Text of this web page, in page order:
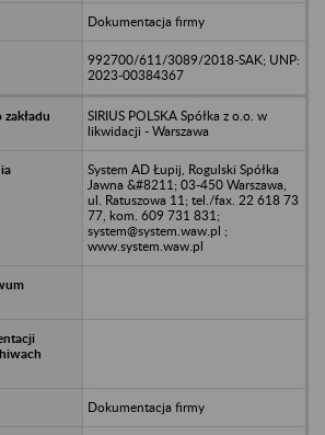
Dokumentacja firmy
992700/611/3089/2018-SAK; UNP:
2023-00384367
SIRIUS POLSKA Spółka z o.o. w
likwidacji - Warszawa
System AD Łupij, Rogulski Spółka
Jawna &#8211; 03-450 Warszawa,
ul. Ratuszowa 11; tel./fax. 22 618 73
77, kom. 609 731 831;
system@system.waw.pl ;
www.system.waw.pl
Dokumentacja firmy